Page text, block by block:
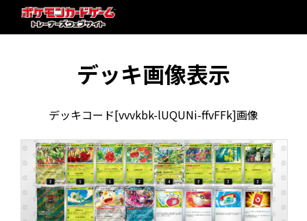
デッキ画像表示
デッキコード[vvvkbk-lUQUNi-ffvFFk]画像